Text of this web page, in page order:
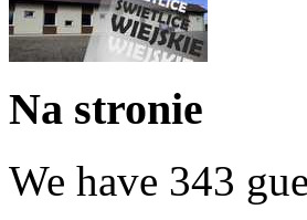
Na stronie
We have 343